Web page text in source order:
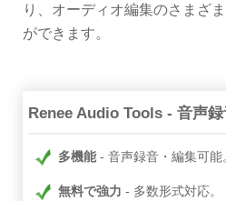
り、オーディオ編集のさまざ
ができます。
Renee Audio Tools - 音声
多機能 音声録音・編集可能
無料で強力 多数形式対応。